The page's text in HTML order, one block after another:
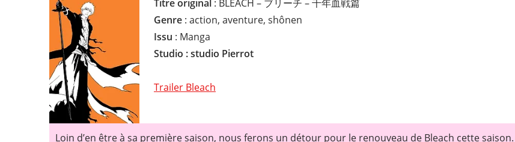
Titre original : BLEACH – ブリーチ – 千年血戦篇
Genre : action, aventure, shônen
Issu : Manga
Studio : studio Pierrot
Trailer Bleach
Loin d’en être à sa première saison, nous ferons un détour pour le renouveau de Bleach cette saison.